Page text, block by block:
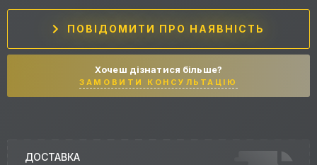
ПОВІДОМИТИ ПРО НАЯВНІСТЬ
Хочеш дізнатися більше?
ЗАМОВИТИ КОНСУЛЬТАЦІЮ
ДОСТАВКА